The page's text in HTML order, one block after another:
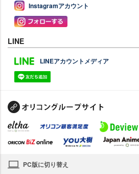
Instagramアカウント
LINE
LINEアカウントメディア
PC版に切り替え